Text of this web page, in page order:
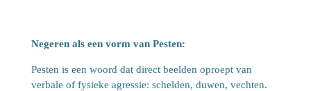
Negeren als een vorm van Pesten:
Pesten is een woord dat direct beelden oproept van
verbale of fysieke agressie: schelden, duwen, vechten.